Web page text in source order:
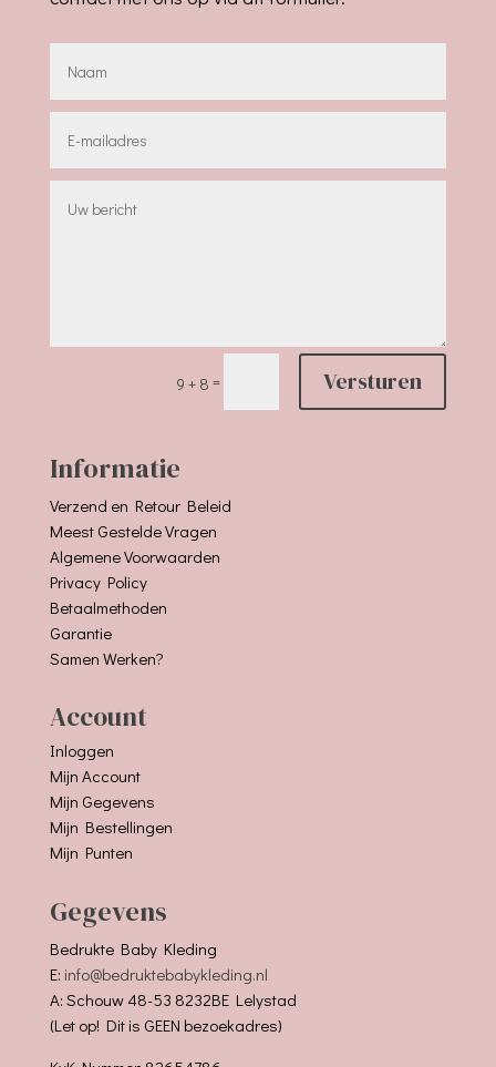
9 + 8 = Versturen
Informatie
Verzend en Retour Beleid
Meest Gestelde Vragen
Algemene Voorwaarden
Privacy Policy
Betaalmethoden
Garantie
Samen Werken?
Account
Inloggen
Mijn Account
Mijn Gegevens
Mijn Bestellingen
Mijn Punten
Gegevens
Bedrukte Baby Kleding
E: info@bedruktebabykleding.nl
A: Schouw 48-53 8232BE Lelystad
(Let op! Dit is GEEN bezoekadres)